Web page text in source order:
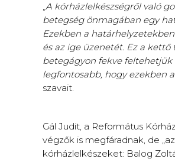
„A kórházlelkészségről való
betegség önmagában egy
Ezekben a
és az ige üzenetét. Ez a kettő
betegágyon fekve feltehetjük
legfontosabb, hogy ezekben
szavait.
Gál Judit, a Református
végzők is megfáradnak, de
kórházlelkészeket: Balog